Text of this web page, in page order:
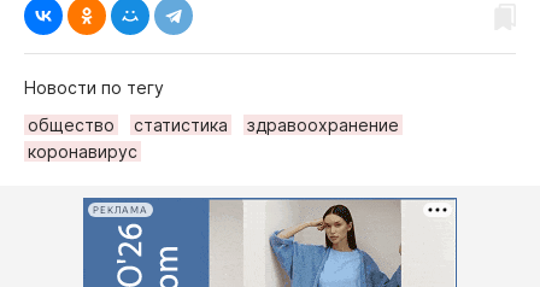
Новости по тегу
общество
статистика
здравоохранение
коронавирус
РЕКЛАМА